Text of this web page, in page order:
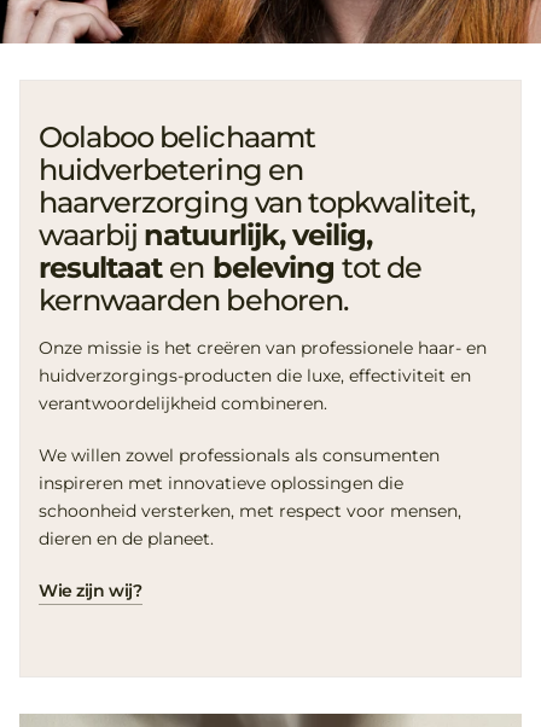
Oolaboo belichaamt
huidverbetering en
haarverzorging van topkwaliteit,
waarbij natuurlijk, veilig,
resultaat en beleving tot de
kernwaarden behoren.
Onze missie is het creëren van professionele haar- en
huidverzorgings-producten die luxe, effectiviteit en
verantwoordelijkheid combineren.
We willen zowel professionals als consumenten
inspireren met innovatieve oplossingen die
schoonheid versterken, met respect voor mensen,
dieren en de planeet.
Wie zijn wij?